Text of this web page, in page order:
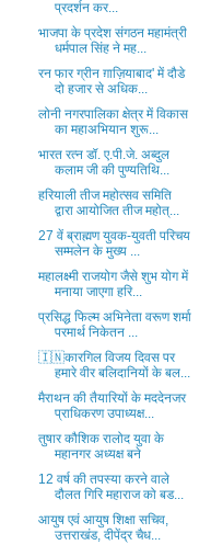
प्रदर्शन कर...
भाजपा के प्रदेश संगठन महामंत्री
धर्मपाल सिंह ने मह...
रन फार ग्रीन ग़ाज़ियाबाद' में दौडे
दो हजार से अधिक...
लोनी नगरपालिका क्षेत्र में विकास
का महाअभियान शुरू...
भारत रत्न डॉ. ए.पी.जे. अब्दुल
कलाम जी की पुण्यतिथि...
हरियाली तीज महोत्सव समिति
द्वारा आयोजित तीज महोत्...
27 वें ब्राह्मण युवक-युवती परिचय
सम्मलेन के मुख्य ...
महालक्ष्मी राजयोग जैसे शुभ योग में
मनाया जाएगा हरि...
प्रसिद्ध फिल्म अभिनेता वरूण शर्मा
परमार्थ निकेतन ...
🇮🇳कारगिल विजय दिवस पर
हमारे वीर बलिदानियों के बल...
मैराथन की तैयारियों के मददेनजर
प्राधिकरण उपाध्यक्ष...
तुषार कौशिक रालोद युवा के
महानगर अध्यक्ष बने
12 वर्ष की तपस्या करने वाले
दौलत गिरि महाराज को बड...
आयुष एवं आयुष शिक्षा सचिव,
उत्तराखंड, दीपेंद्र चैध...